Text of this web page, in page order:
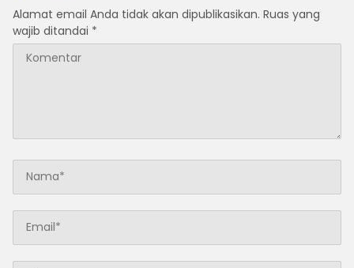
Alamat email Anda tidak akan dipublikasikan. Ruas yang
wajib ditandai *